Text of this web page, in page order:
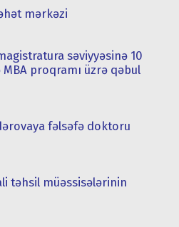
mərkəzi
səviyyəsinə 10
proqramı üzrə qəbul
fəlsəfə doktoru
təhsil müəssisələrinin